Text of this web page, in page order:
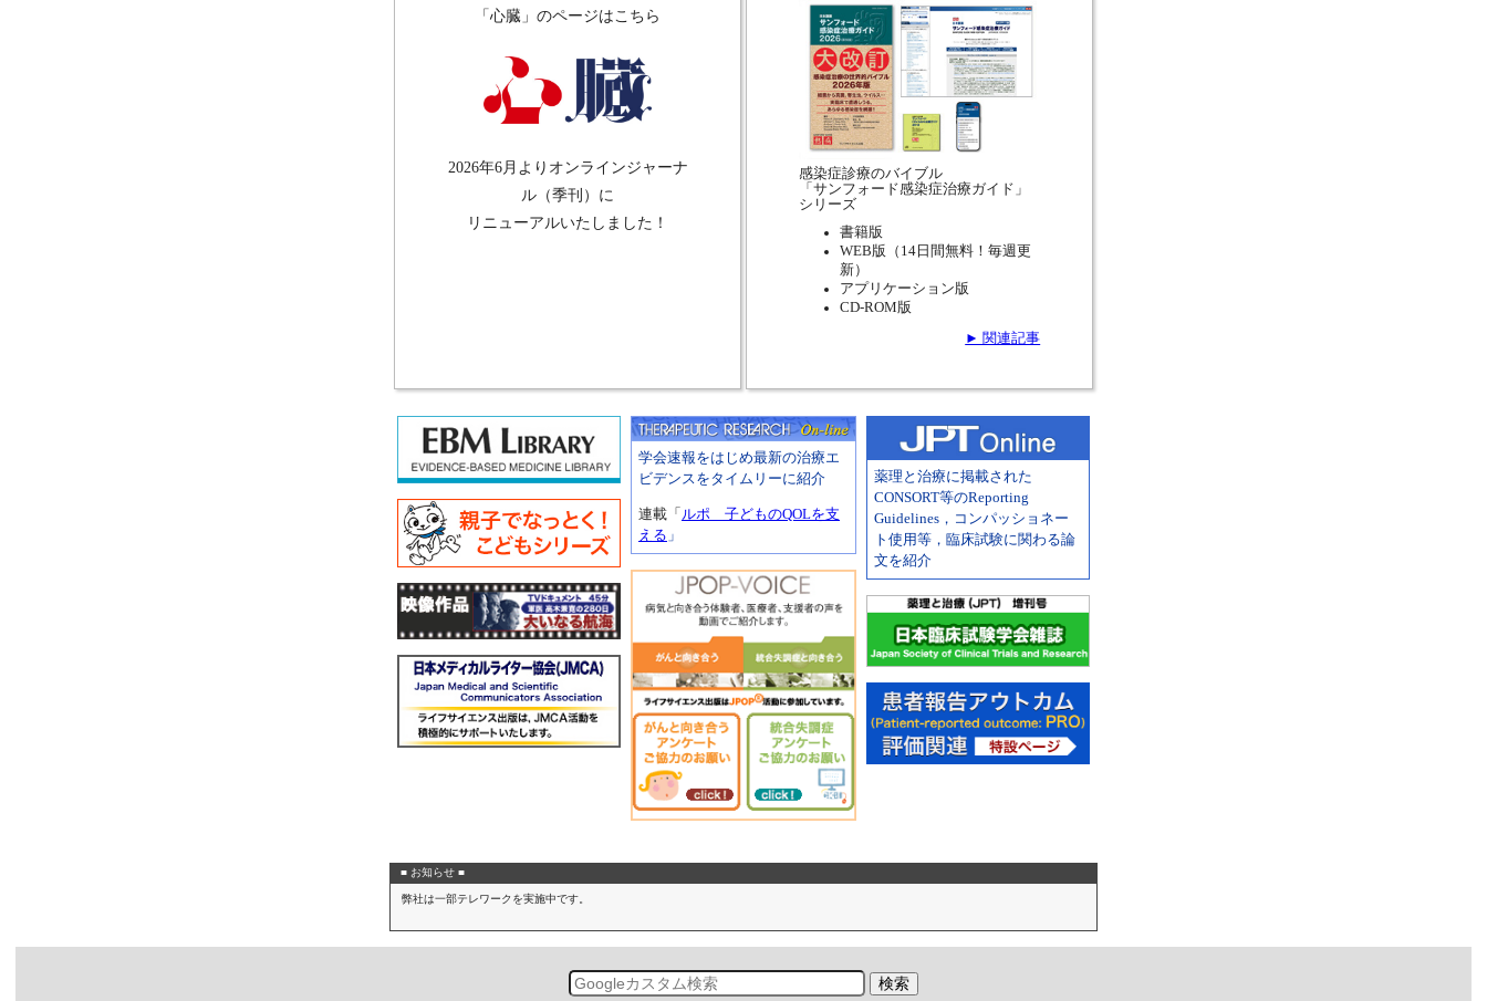
「心臓」のページはこちら
2026年6月よりオンラインジャーナ
ル（季刊）に
リニューアルいたしました！
感染症診療のバイブル
「サンフォード感染症治療ガイド」
シリーズ
書籍版
WEB版 （14日間無料！毎週更
新）
アプリケーション版
CD-ROM版
► 関連記事
学会速報をはじめ最新の治療エ
ビデンスをタイムリーに紹介
連載「 ルポ 子どものQOLを支
える 」
薬理と治療に掲載された
CONSORT等のReporting
Guidelines，コンパッショネー
ト使用等，臨床試験に関わる論
文を紹介
■ お知らせ ■
弊社は一部テレワークを実施中です。